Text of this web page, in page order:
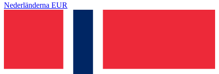
Nederländerna EUR